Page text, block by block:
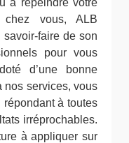
à repeindre votre
vous, ALB
faire de son
pour vous
d’une bonne
nos services, vous
répondant à toutes
irréprochables.
à appliquer sur